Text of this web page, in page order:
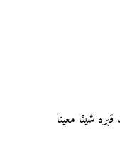
شيئا معينا